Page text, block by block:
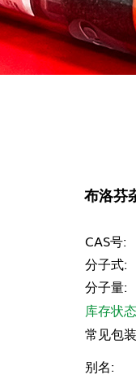
布洛芬
CAS号:
分子式:
分子量:
库存状
常见包
别名: